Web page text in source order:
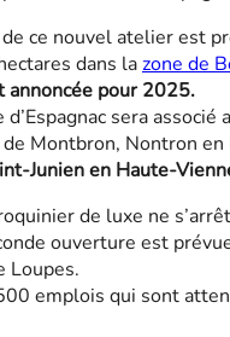
ce nouvel atelier est
dans lazone de
annoncée pour 2025.
sera associé
Montbron, Nontron
Junien en Haute-
de luxe ne
ouverture est
Loupes.
emplois qui sont